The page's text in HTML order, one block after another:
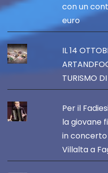
con un
euro
IL 14
TURISMO
Per il
la giovane
in
Villalta a